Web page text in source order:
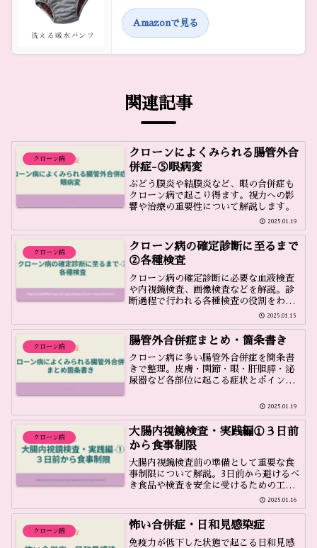
Amazonで見る
関連記事
クローン病
クローンによくみられる腸管外合
併症-⑤眼病変
ぶどう膜炎や結膜炎など、眼の合併症も
クローン病で起こり得ます。視力への影
響や治療の重要性について解説します。
2025.01.19
クローン病
クローン病の確定診断に至るまで
②各種検査
クローン病の確定診断に必要な血液検査
や内視鏡検査、画像検査などを解説。診
断過程で行われる各種検査の役割をわか
2025.01.15
クローン病 腸管外合併症まとめ・箇条書き
クローン病に多い腸管外合併症を簡条書
きで整理。皮膚・関節・眼・肝胆膵・泌
尿器など各部位に起こる症状とポイント
2025.01.19
クローン病
大腸内視鏡検査・実践編①３日前
から食事制限
大腸内視鏡検査前の準備として重要な食
事制限について解説。3日前から避けるべ
き食品や検査を安全に受けるための工夫
をまとめています。※きくらげの体験談
です。
2025.01.16
クローン病 怖い合併症・日和見感染症
免疫力が低下した状態で起こる日和見感